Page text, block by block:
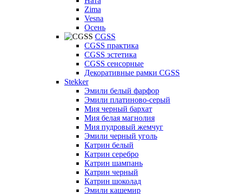
Zima
Vesna
Осень
CGSS
CGSS практика
CGSS эстетика
CGSS сенсорные
Декоративные рамки CGSS
Stekker
Эмили белый фарфор
Эмили платиново-серый
Мия черный бархат
Мия белая магнолия
Мия пудровый жемчуг
Эмили черный уголь
Катрин белый
Катрин серебро
Катрин шампань
Катрин черный
Катрин шоколад
Эмили кашемир